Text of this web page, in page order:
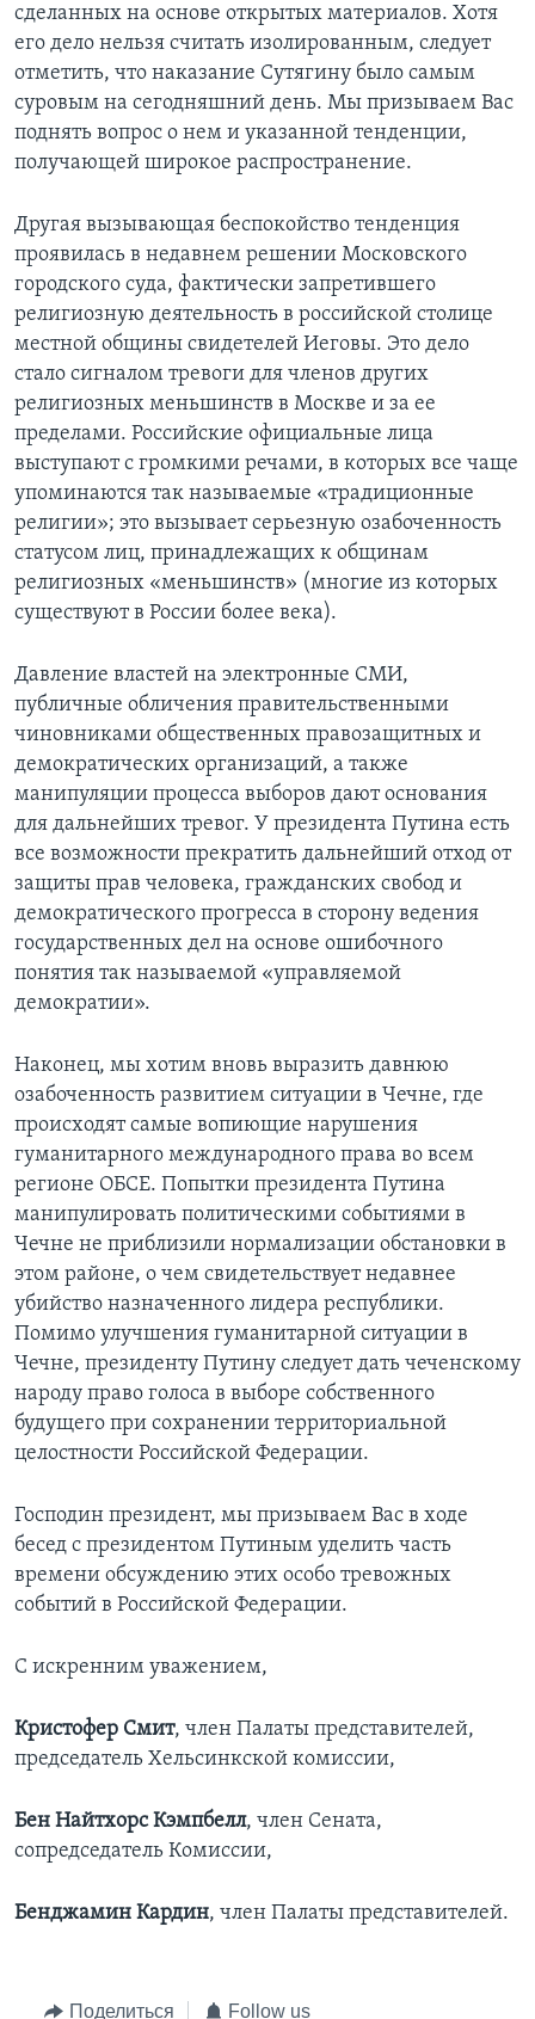
сделанных на основе открытых материалов. Хотя
его дело нельзя считать изолированным, следует
отметить, что наказание Сутягину было самым
суровым на сегодняшний день. Мы призываем Вас
поднять вопрос о нем и указанной тенденции,
получающей широкое распространение.
Другая вызывающая беспокойство тенденция
проявилась в недавнем решении Московского
городского суда, фактически запретившего
религиозную деятельность в российской столице
местной общины свидетелей Иеговы. Это дело
стало сигналом тревоги для членов других
религиозных меньшинств в Москве и за ее
пределами. Российские официальные лица
выступают с громкими речами, в которых все чаще
упоминаются так называемые «традиционные
религии»; это вызывает серьезную озабоченность
статусом лиц, принадлежащих к общинам
религиозных «меньшинств» (многие из которых
существуют в России более века).
Давление властей на электронные СМИ,
публичные обличения правительственными
чиновниками общественных правозащитных и
демократических организаций, а также
манипуляции процесса выборов дают основания
для дальнейших тревог. У президента Путина есть
все возможности прекратить дальнейший отход от
защиты прав человека, гражданских свобод и
демократического прогресса в сторону ведения
государственных дел на основе ошибочного
понятия так называемой «управляемой
демократии».
Наконец, мы хотим вновь выразить давнюю
озабоченность развитием ситуации в Чечне, где
происходят самые вопиющие нарушения
гуманитарного международного права во всем
регионе ОБСЕ. Попытки президента Путина
манипулировать политическими событиями в
Чечне не приблизили нормализации обстановки в
этом районе, о чем свидетельствует недавнее
убийство назначенного лидера республики.
Помимо улучшения гуманитарной ситуации в
Чечне, президенту Путину следует дать чеченскому
народу право голоса в выборе собственного
будущего при сохранении территориальной
целостности Российской Федерации.
Господин президент, мы призываем Вас в ходе
бесед с президентом Путиным уделить часть
времени обсуждению этих особо тревожных
событий в Российской Федерации.
С искренним уважением,
Кристофер Смит, член Палаты представителей,
председатель Хельсинкской комиссии,
Бен Найтхорс Кэмпбелл, член Сената,
сопредседатель Комиссии,
Бенджамин Кардин, член Палаты представителей.
Поделиться Follow us